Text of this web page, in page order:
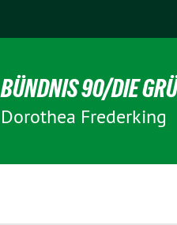
BÜNDNIS 90/DIE
Dorothea Frederking